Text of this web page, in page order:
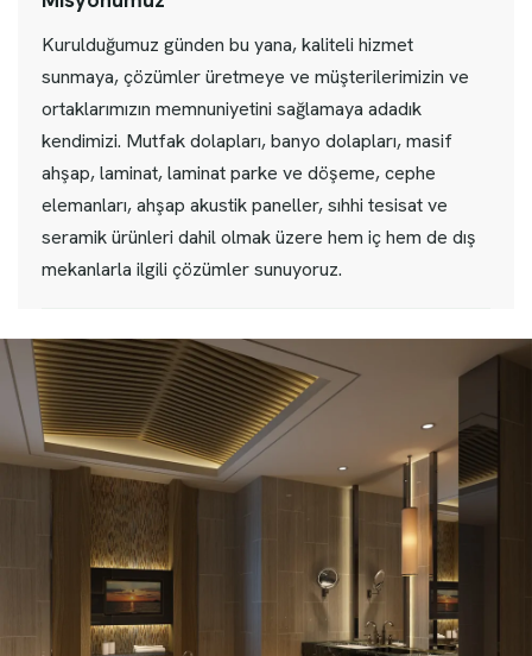
Kurulduğumuz günden bu yana, kaliteli hizmet
sunmaya, çözümler üretmeye ve müşterilerimizin ve
ortaklarımızın memnuniyetini sağlamaya adadık
kendimizi. Mutfak dolapları, banyo dolapları, masif
ahşap, laminat, laminat parke ve döşeme, cephe
elemanları, ahşap akustik paneller, sıhhi tesisat ve
seramik ürünleri dahil olmak üzere hem iç hem de dış
mekanlarla ilgili çözümler sunuyoruz.